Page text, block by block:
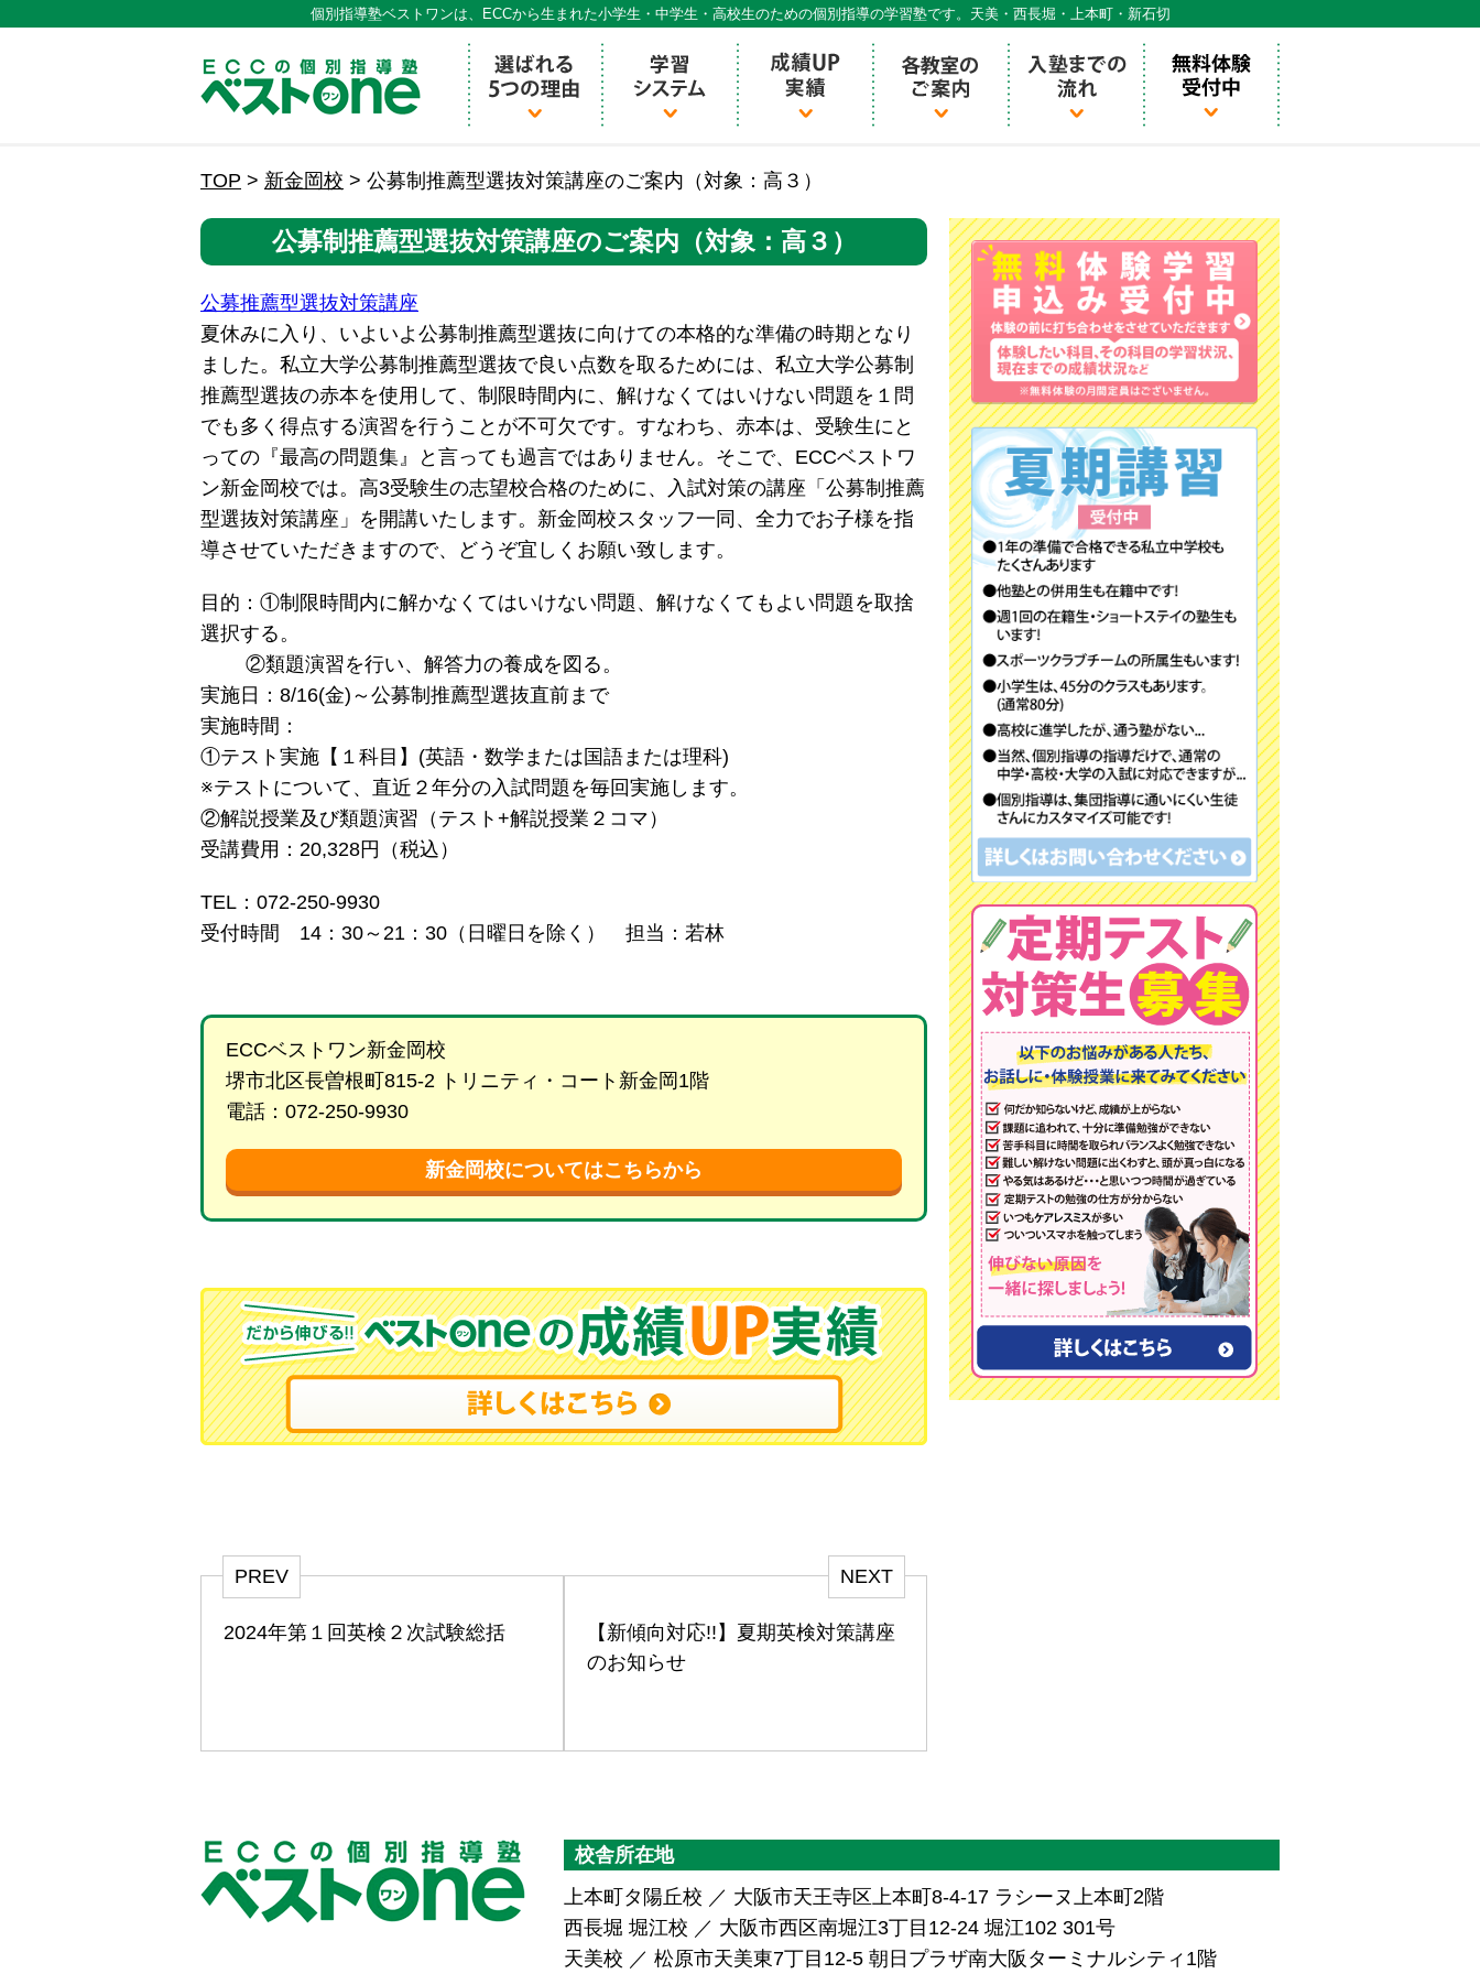
個別指導塾ベストワンは、ECCから生まれた小学生・中学生・高校生のための個別指導の学習塾です。天美・西長堀・上本町・新石切
ECCの個別指導ECCベストワン
TOP > 新金岡校 > 公募制推薦型選抜対策講座のご案内（対象：高３）
公募制推薦型選抜対策講座のご案内（対象：高３）
公募推薦型選抜対策講座
夏休みに入り、いよいよ公募制推薦型選抜に向けての本格的な準備の時期となり
ました。私立大学公募制推薦型選抜で良い点数を取るためには、私立大学公募制
推薦型選抜の赤本を使用して、制限時間内に、解けなくてはいけない問題を１問
でも多く得点する演習を行うことが不可欠です。すなわち、赤本は、受験生にと
っての『最高の問題集』と言っても過言ではありません。そこで、ECCベストワ
ン新金岡校では。高3受験生の志望校合格のために、入試対策の講座「公募制推薦
型選抜対策講座」を開講いたします。新金岡校スタッフ一同、全力でお子様を指
導させていただきますので、どうぞ宜しくお願い致します。
目的：①制限時間内に解かなくてはいけない問題、解けなくてもよい問題を取捨
選択する。
②類題演習を行い、解答力の養成を図る。
実施日：8/16(金)～公募制推薦型選抜直前まで
実施時間：
①テスト実施【１科目】(英語・数学または国語または理科)
※テストについて、直近２年分の入試問題を毎回実施します。
②解説授業及び類題演習（テスト+解説授業２コマ）
受講費用：20,328円（税込）
TEL：072-250-9930
受付時間 14：30～21：30（日曜日を除く） 担当：若林
ECCベストワン新金岡校
堺市北区長曽根町815-2 トリニティ・コート新金岡1階
電話：072-250-9930
新金岡校についてはこちらから
PREV
2024年第１回英検２次試験総括
NEXT
【新傾向対応!!】夏期英検対策講座
のお知らせ
校舎所在地
上本町タ陽丘校 ／ 大阪市天王寺区上本町8-4-17 ラシーヌ上本町2階
西長堀 堀江校 ／ 大阪市西区南堀江3丁目12-24 堀江102 301号
天美校 ／ 松原市天美東7丁目12-5 朝日プラザ南大阪ターミナルシティ1階